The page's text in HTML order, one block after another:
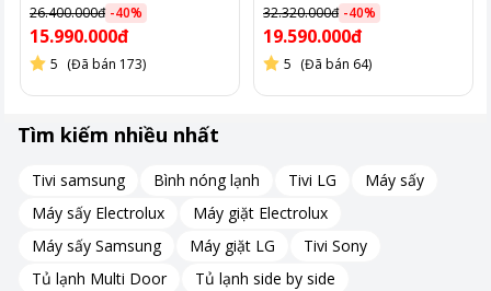
rửa tiết kiệm ECO, rửa ly, rửa 90 phút, rửa nhanh và rửa ngâm.
Sự đa dạng này giúp bạn dễ dàng lựa chọn chế độ phù hợp với
từng loại chén đĩa và mức độ bẩn, từ những bữa ăn nhẹ hàng
Máy còn tích hợp chế độ rửa nửa tải, cho phép bạn rửa ít chén
đĩa mà vẫn đạt hiệu quả cao, giúp tiết kiệm nước và điện năng.
quạt gió mạnh mẽ để làm khô chén đĩa nhanh chóng, hạn chế
tình trạng đọng nước hay ẩm còn sót lại, đảm bảo chén đĩa
sạch và sẵn sàng sử dụng ngay sau khi kết thúc chu trình rửa.
26.400.000đ -40%
15.990.000đ
5 (Đã bán 173)
32.320.000đ -40%
19.590.000đ
5 (Đã bán 64)
Tìm kiếm nhiều nhất
Tivi samsung Bình nóng lạnh Tivi LG
Máy sấy
Máy sấy Electrolux
Máy giặt Electrolux
Máy sấy Samsung
Máy giặt LG
Tivi Sony
Tủ lạnh Multi Door
Tủ lạnh side by side